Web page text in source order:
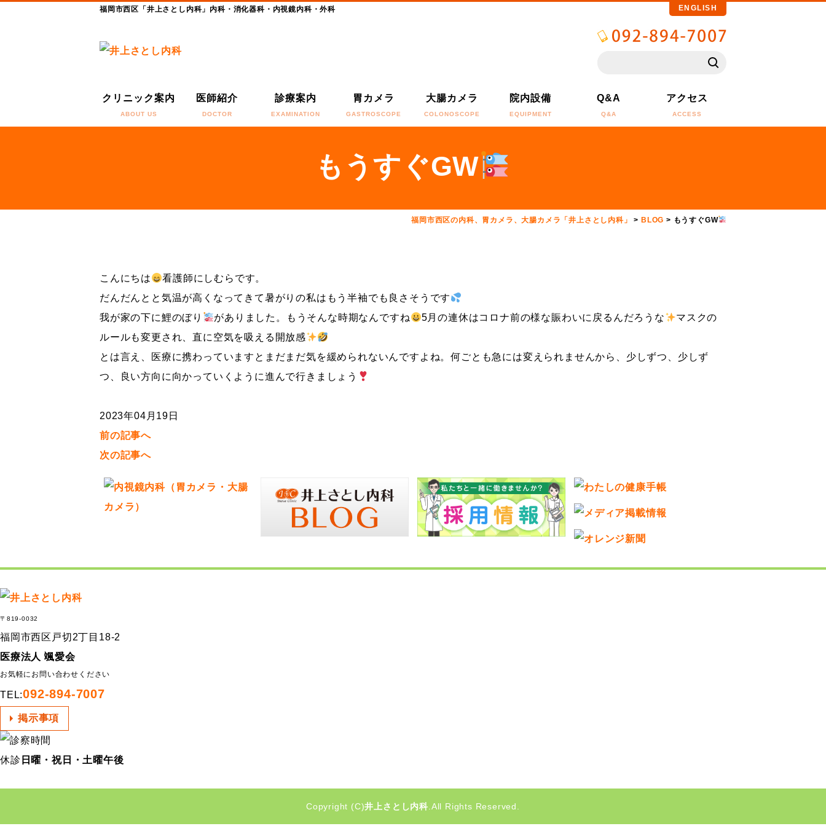
福岡市西区「井上さとし内科」内科・消化器科・内視鏡内科・外科 ENGLISH
クリニック案内
ABOUT US
医師紹介
DOCTOR
診療案内
EXAMINATION
胃カメラ
GASTROSCOPE
大腸カメラ
COLONOSCOPE
院内設備
EQUIPMENT
Q&A
Q&A
アクセス
ACCESS
もうすぐGW
福岡市西区の内科、胃カメラ、大腸カメラ「井上さとし内科」 > BLOG > もうすぐGW
こんにちは
看護師にしむらです。
だんだんとと気温が高くなってきて暑がりの私はもう半袖でも良さそうです
我が家の下に鯉のぼり
がありました。もうそんな時期なんですね 5月の連休はコロナ前の様な賑わいに戻るんだろうな
マスクの
ルールも変更され、直に空気を吸える開放感
とは言え、医療に携わっていますとまだまだ気を緩められないんですよね。何ごとも急には変えられませんから、少しずつ、少しず
つ、良い方向に向かっていくように進んで行きましょう
2023年04月19日
前の記事へ
次の記事へ
〒819-0032
福岡市西区戸切2丁目18-2
医療法人 颯愛会
お気軽にお問い合わせください
TEL:092-894-7007
掲示事項
休診 日曜・祝日・土曜午後
Copyright (C)井上さとし内科 .All Rights Reserved.